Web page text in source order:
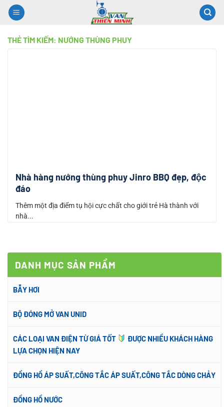
Chuyển
đến
dungTHẺ TÌM KIẾM: NƯỚNG THÙNG PHUY
DANH MỤC SẢN PHẨM
BẪY HƠI
BỘ ĐÓNG MỞ VAN UNID
CÁC LOẠI VAN ĐIỆN TỪ GIÁ TỐT
ĐƯỢC NHIỀU KHÁCH HÀNG
LỰA CHỌN HIỆN NAY
ĐỒNG HỒ ÁP SUẤT,CÔNG TẮC ÁP SUẤT,CÔNG TẮC DÒNG CHẢY
ĐỒNG HỒ NƯỚC
Nhà hàng nướng thùng phuy Jinro BBQ đẹp, độc
đáo
Thêm một địa điểm tụ hội cực chất cho giới trẻ Hà thành với
nhà...